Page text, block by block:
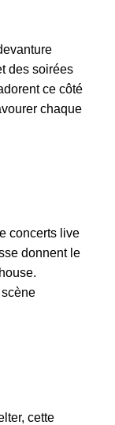
des soirées
ce côté
chaque
concerts live
donnent le
scène
cette